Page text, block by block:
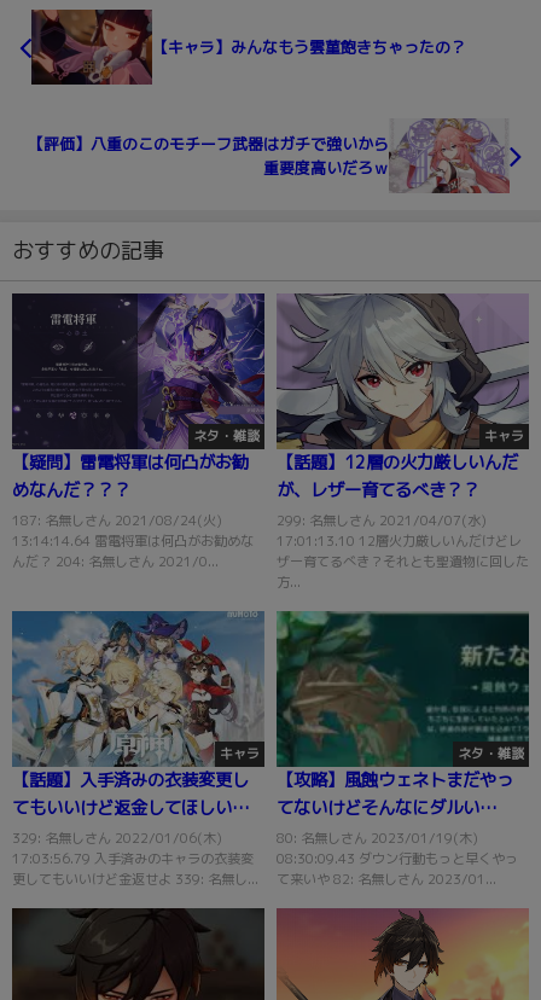
【キャラ】みんなもう雲菫飽きちゃったの？
【評価】八重のこのモチーフ武器はガチで強いから
重要度高いだろｗ
おすすめの記事
ネタ・雑談
【疑問】雷電将軍は何凸がお勧
めなんだ？？？
187: 名無しさん 2021/08/24(火)
13:14:14.64 雷電将軍は何凸がお勧めな
んだ？ 204: 名無しさん 2021/0...
キャラ
【話題】12層の火力厳しいんだ
が、レザー育てるべき？？
299: 名無しさん 2021/04/07(水)
17:01:13.10 12層火力厳しいんだけどレ
ザー育てるべき？それとも聖遺物に回した
方...
キャラ
【話題】入手済みの衣装変更し
てもいいけど返金してほしい⇒
それは〇〇だからダメです
329: 名無しさん 2022/01/06(木)
17:03:56.79 入手済みのキャラの衣装変
更してもいいけど金返せよ 339: 名無し...
ネタ・雑談
【攻略】風蝕ウェネトまだやっ
てないけどそんなにダルい
の！？
80: 名無しさん 2023/01/19(木)
08:30:09.43 ダウン行動もっと早くやっ
て来いや 82: 名無しさん 2023/01...